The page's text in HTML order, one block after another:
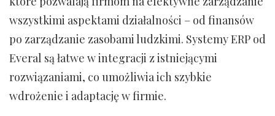
wszystkimi aspektami działalności – od finansów
po zarządzanie zasobami ludzkimi. Systemy ERP od
Everal są łatwe w integracji z istniejącymi
rozwiązaniami, co umożliwia ich szybkie
wdrożenie i adaptację w firmie.